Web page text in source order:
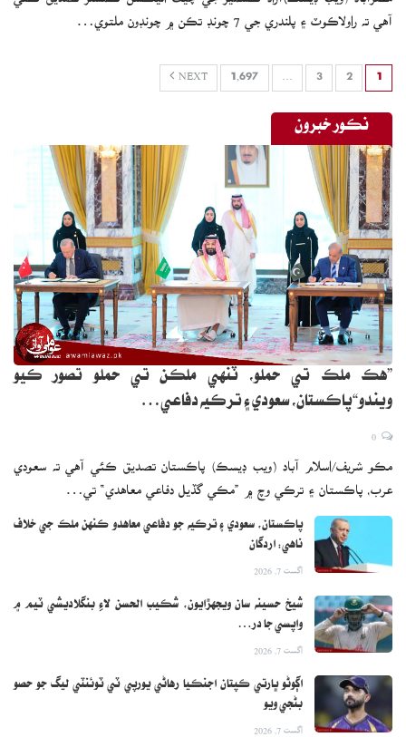
آهي ته راولاڪوٽ ۽ پلندري جي 7 چونڊ تڪن ۾ چونڊون ملتوي…
1
2
3
…
1,697
NEXT
نڪور خبرون
”هڪ ملڪ تي حملو، ٽنهي ملڪن تي حملو تصور ڪيو
ويندو“پاڪستان، سعودي ۽ ترڪيه دفاعي…
مڪو شريف/اسلام آباد (ويب ڊيسڪ) پاڪستان تصديق ڪئي آهي ته سعودي
عرب، پاڪستان ۽ ترڪي وچ ۾ ”مڪي گڏيل دفاعي معاهدي“ تي…
پاڪستان، سعودي ۽ ترڪيه جو دفاعي معاهدو ڪنهن ملڪ جي خلاف
ناهي: اردگان
اگست 7, 2026
شيخ حسينه سان ويجهڙايون، شڪيب الحسن لاءِ بنگلاديشي ٽيم ۾
واپسي جا در…
اگست 7, 2026
اڳوڻو ڀارتي ڪپتان اجنڪيا رهاڻي يورپي ٽي ٽوئنٽي ليگ جو حصو
بڻجي ويو
اگست 7, 2026